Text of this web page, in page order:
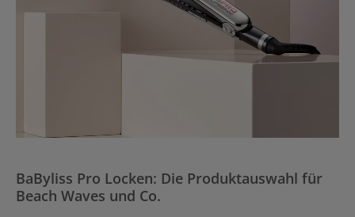
BaByliss Pro Locken: Die Produktauswahl für
Beach Waves und Co.